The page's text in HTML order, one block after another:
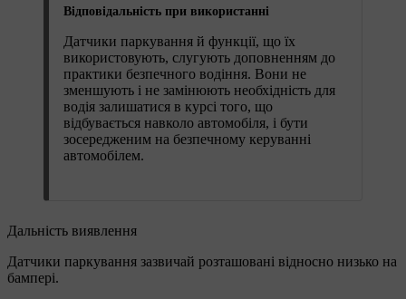
Відповідальність при використанні
Датчики паркування й функції, що їх
використовують, слугують доповненням до
практики безпечного водіння. Вони не
зменшують і не замінюють необхідність для
водія залишатися в курсі того, що
відбувається навколо автомобіля, і бути
зосередженим на безпечному керуванні
автомобілем.
Дальність виявлення
Датчики паркування зазвичай розташовані відносно низько на
бампері.